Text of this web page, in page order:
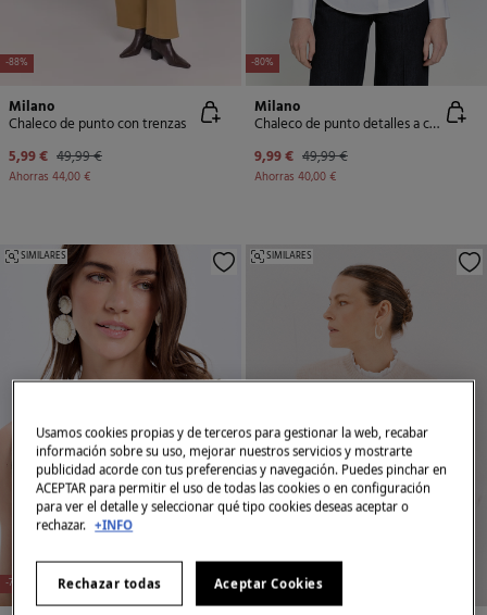
-88%
Milano
Chaleco de punto con trenzas
5,99 € 49,99 €
Ahorras 44,00 €
-80%
Milano
Chaleco de punto detalles a contraste
9,99 € 49,99 €
Ahorras 40,00 €
-75%
SIMILARES
-62%
SIMILARES
Usamos cookies propias y de terceros para gestionar la web, recabar
información sobre su uso, mejorar nuestros servicios y mostrarte
publicidad acorde con tus preferencias y navegación. Puedes pinchar en
ACEPTAR para permitir el uso de todas las cookies o en configuración
para ver el detalle y seleccionar qué tipo cookies deseas aceptar o
rechazar. +INFO
Rechazar todas Aceptar Cookies